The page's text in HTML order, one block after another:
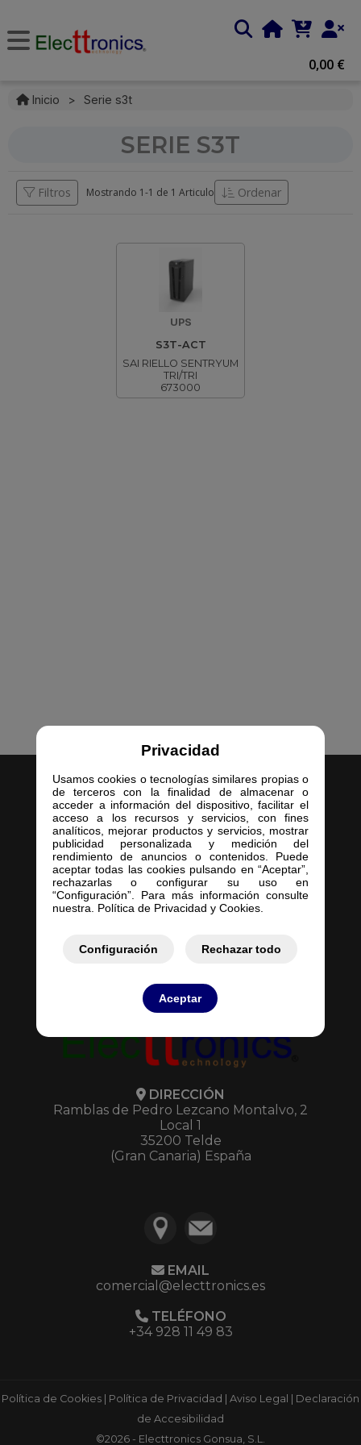
Privacidad
Usamos cookies o tecnologías similares propias o
de terceros con la finalidad de almacenar o
acceder a información del dispositivo, facilitar el
acceso a los recursos y servicios, con fines
analíticos, mejorar productos y servicios, mostrar
publicidad personalizada y medición del
rendimiento de anuncios o contenidos. Puede
aceptar todas las cookies pulsando en “Aceptar”,
rechazarlas o configurar su uso en
“Configuración”. Para más información consulte
nuestra. Política de Privacidad y Cookies.
Configuración Rechazar todo
Aceptar
0,00 €
Inicio > Serie s3t
SERIE S3T
Filtros Mostrando 1-1 de 1 Articulo Ordenar
UPS
S3T-ACT
SAI RIELLO SENTRYUM
TRI/TRI
673000
Inicio
Empresa
Servicios
Contacto
Mis Presupuestos
DIRECCIÓN
Ramblas de Pedro Lezcano Montalvo, 2
Local 1
35200 Telde
(Gran Canaria) España
EMAIL
comercial@electtronics.es
TELÉFONO
+34 928 11 49 83
Política de Cookies Política de Privacidad Aviso Legal
Declaración
de Accesibilidad
©2026 - Electtronics Gonsua, S.L.